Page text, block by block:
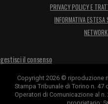
PRIVACY POLICY E
INFORMATIVA ESTESA
gestisci il consenso
Copyright 2026 © riproduzione
Stampa Tribunale di Torino n.
Operatori di Comunicazione al n.